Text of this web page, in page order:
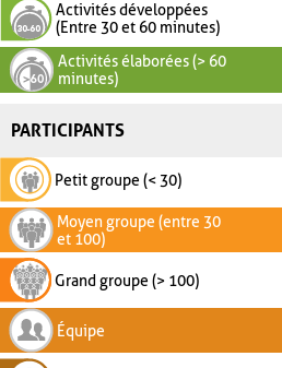
Activités développées
(Entre 30 et 60 minutes)
Activités élaborées (> 60
minutes)
PARTICIPANTS
Petit groupe (< 30)
Moyen groupe (entre 30
et 100)
Grand groupe (> 100)
Équipe